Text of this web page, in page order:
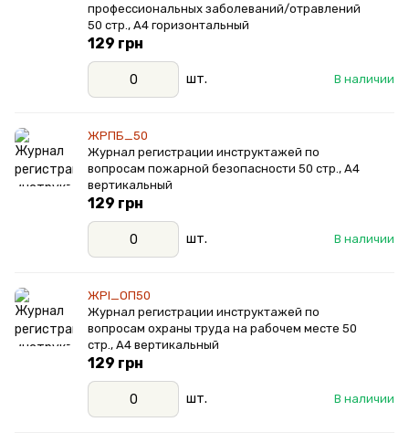
профессиональных заболеваний/отравлений
50 стр., А4 горизонтальный
В наличии
129 грн
шт.
ЖРПБ_50
Журнал регистрации инструктажей по
вопросам пожарной безопасности 50 стр., А4
вертикальный
В наличии
129 грн
шт.
ЖРІ_ОП50
Журнал регистрации инструктажей по
вопросам охраны труда на рабочем месте 50
стр., А4 вертикальный
В наличии
129 грн
шт.